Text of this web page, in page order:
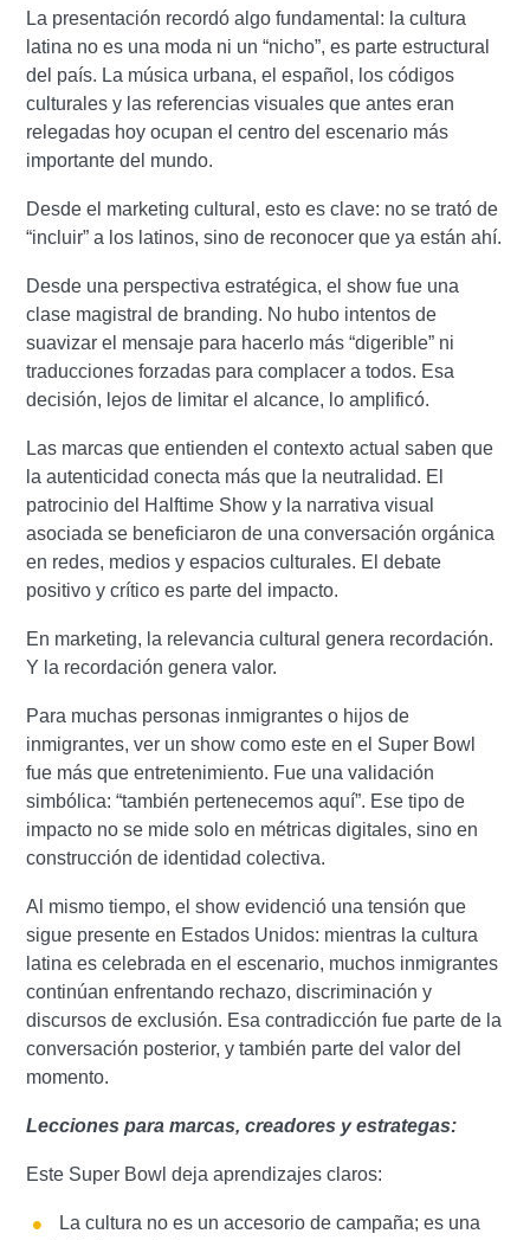
La presentación recordó algo fundamental: la cultura
latina no es una moda ni un “nicho”, es parte estructural
del país. La música urbana, el español, los códigos
culturales y las referencias visuales que antes eran
relegadas hoy ocupan el centro del escenario más
importante del mundo.
Desde el marketing cultural, esto es clave: no se trató de
“incluir” a los latinos, sino de reconocer que ya están ahí.
Desde una perspectiva estratégica, el show fue una
clase magistral de branding. No hubo intentos de
suavizar el mensaje para hacerlo más “digerible” ni
traducciones forzadas para complacer a todos. Esa
decisión, lejos de limitar el alcance, lo amplificó.
Las marcas que entienden el contexto actual saben que
la autenticidad conecta más que la neutralidad. El
patrocinio del Halftime Show y la narrativa visual
asociada se beneficiaron de una conversación orgánica
en redes, medios y espacios culturales. El debate
positivo y crítico es parte del impacto.
En marketing, la relevancia cultural genera recordación.
Y la recordación genera valor.
Para muchas personas inmigrantes o hijos de
inmigrantes, ver un show como este en el Super Bowl
fue más que entretenimiento. Fue una validación
simbólica: “también pertenecemos aquí”. Ese tipo de
impacto no se mide solo en métricas digitales, sino en
construcción de identidad colectiva.
Al mismo tiempo, el show evidenció una tensión que
sigue presente en Estados Unidos: mientras la cultura
latina es celebrada en el escenario, muchos inmigrantes
continúan enfrentando rechazo, discriminación y
discursos de exclusión. Esa contradicción fue parte de la
conversación posterior, y también parte del valor del
momento.
Lecciones para marcas, creadores y estrategas:
Este Super Bowl deja aprendizajes claros:
La cultura no es un accesorio de campaña; es una